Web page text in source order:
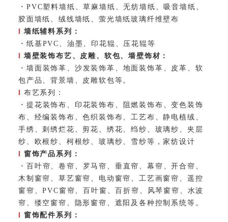
· PVC塑料墙纸、草麻墙纸、无纺墙纸、吸音墙纸、
胶面墙纸、绒线墙纸、萤光墙纸玻璃纤维壁布
l 墙纸辅料系列：
· 纸基PVC、油墨、印花辊、压花辊等
l 墙壁装饰布艺、皮雕、软包、墙壁饰材：
· 墙面装饰革、沙发装饰革、地面装饰革、皮革、软
包产品、背景墙、皮雕软包等。
l 布艺系列：
· 提花装饰布、印花装饰布、阻燃装饰布、变色装饰
布、经编装饰布、色织装饰布、工艺布、静电植绒、
手绣、刺绣烂花、剪花、绣花、绉纱、玻璃纱、夹层
纱、欧根纱、柯根纱、玻璃纱、雪纱等，家纺设计
l 窗饰产品系列：
· 百叶帘、卷帘、罗马帘、垂直帘、幕帘、开合帘、
木制窗帘、草艺窗帘、电动窗帘、工艺画窗帘、遥控
窗帘、PVC窗帘、百叶窗、百折帘、风琴窗帘、水波
帘、缕空窗帘、隐形窗帘、遮阳及各种控制系统等。
l 窗饰配件系列：